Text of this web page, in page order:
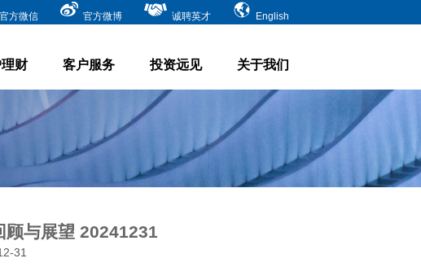
官方微信 官方微博 诚聘英才 English
财 客户服务 投资远见 关于我们
顾与展望 20241231
31